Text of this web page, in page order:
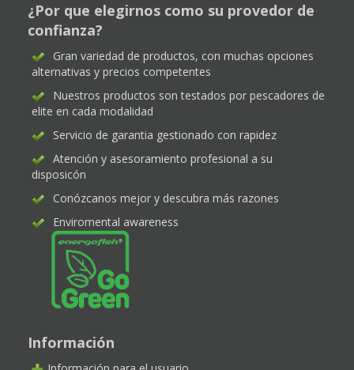
¿Por que elegirnos como su provedor de
confianza?
Gran variedad de productos, con muchas opciones
alternativas y precios competentes
Nuestros productos son testados por pescadores de
elite en cada modalidad
Servicio de garantia gestionado con rapidez
Atención y asesoramiento profesional a su
disposicón
Conózcanos mejor y descubra más razones
Enviromental awareness
Información